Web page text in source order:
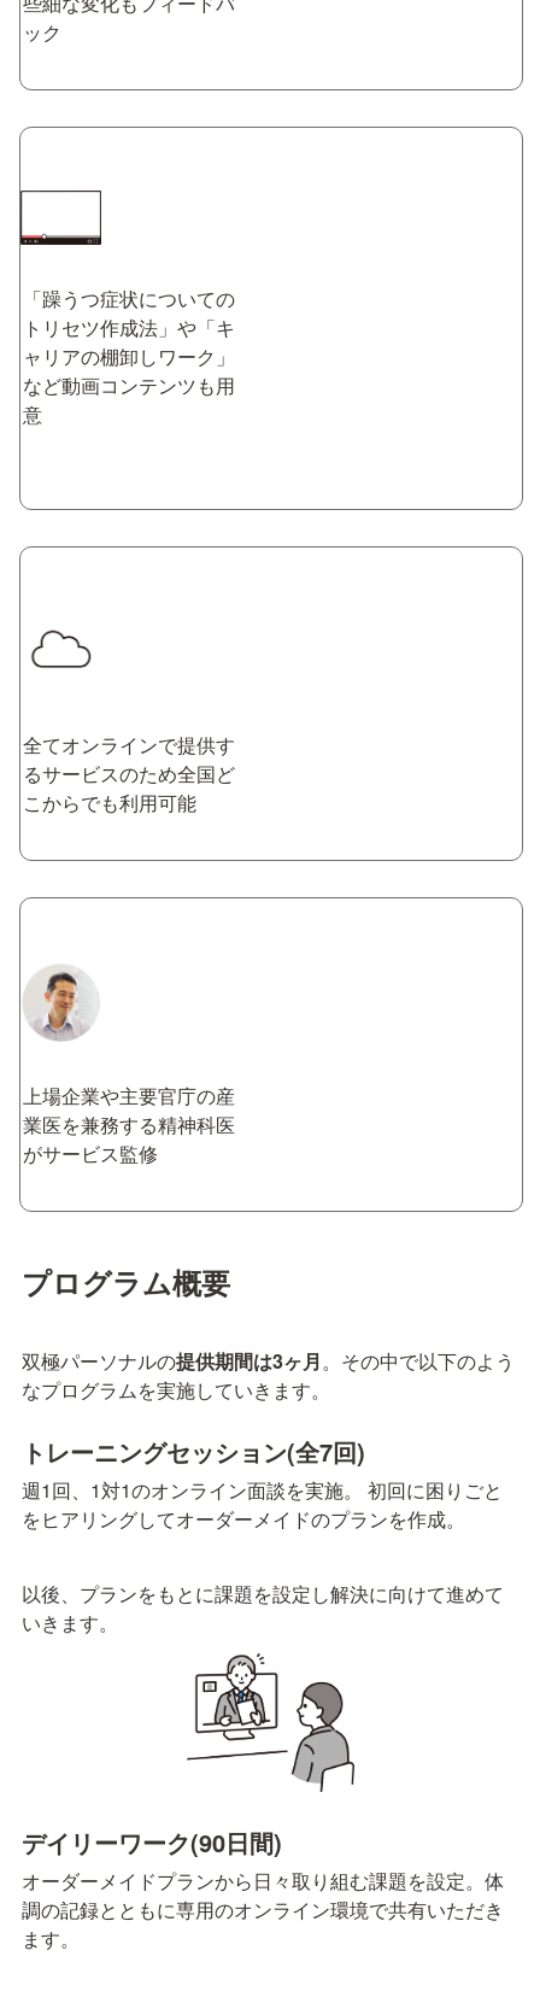
ック
「躁うつ症状についての
トリセツ作成法」や「キ
ャリアの棚卸しワーク」
など動画コンテンツも用
意
全てオンラインで提供す
るサービスのため全国ど
こからでも利用可能
上場企業や主要官庁の産
業医を兼務する精神科医
がサービス監修
プログラム概要
双極パーソナルの提供期間は3ヶ月。その中で以下のよう
なプログラムを実施していきます。
トレーニングセッション(全7回)
週1回、1対1のオンライン面談を実施。 初回に困りごと
をヒアリングしてオーダーメイドのプランを作成。
以後、プランをもとに課題を設定し解決に向けて進めて
いきます。
デイリーワーク(90日間)
オーダーメイドプランから日々取り組む課題を設定。体
調の記録とともに専用のオンライン環境で共有いただき
ます。